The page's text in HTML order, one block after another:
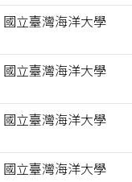
國立臺灣海洋大學
國立臺灣海洋大學
國立臺灣海洋大學
國立臺灣海洋大學